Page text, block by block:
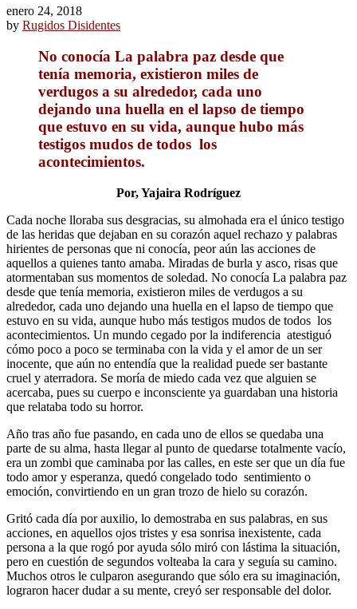
enero 24, 2018
by Rugidos Disidentes
No conocía La palabra paz desde que
tenía memoria, existieron miles de
verdugos a su alrededor, cada uno
dejando una huella en el lapso de tiempo
que estuvo en su vida, aunque hubo más
testigos mudos de todos los
acontecimientos.
Por, Yajaira Rodríguez
Cada noche lloraba sus desgracias, su almohada era el único testigo
de las heridas que dejaban en su corazón aquel rechazo y palabras
hirientes de personas que ni conocía, peor aún las acciones de
aquellos a quienes tanto amaba. Miradas de burla y asco, risas que
atormentaban sus momentos de soledad. No conocía La palabra paz
desde que tenía memoria, existieron miles de verdugos a su
alrededor, cada uno dejando una huella en el lapso de tiempo que
estuvo en su vida, aunque hubo más testigos mudos de todos los
acontecimientos. Un mundo cegado por la indiferencia atestiguó
cómo poco a poco se terminaba con la vida y el amor de un ser
inocente, que aún no entendía que la realidad puede ser bastante
cruel y aterradora. Se moría de miedo cada vez que alguien se
acercaba, pues su cuerpo e inconsciente ya guardaban una historia
que relataba todo su horror.
Año tras año fue pasando, en cada uno de ellos se quedaba una
parte de su alma, hasta llegar al punto de quedarse totalmente vacío,
era un zombi que caminaba por las calles, en este ser que un día fue
todo amor y esperanza, quedó congelado todo sentimiento o
emoción, convirtiendo en un gran trozo de hielo su corazón.
Gritó cada día por auxilio, lo demostraba en sus palabras, en sus
acciones, en aquellos ojos tristes y esa sonrisa inexistente, cada
persona a la que rogó por ayuda sólo miró con lástima la situación,
pero en cuestión de segundos volteaba la cara y seguía su camino.
Muchos otros le culparon asegurando que sólo era su imaginación,
lograron hacer dudar a su mente, creyó ser responsable del dolor.